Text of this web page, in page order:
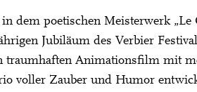
dem poetischen Meisterwerk „Le
Jubiläum des Verbier
traumhaften Animationsfilm mit
voller Zauber und Humor